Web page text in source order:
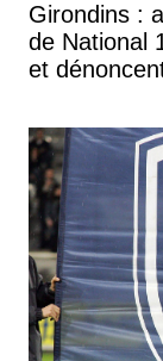
Girondins :
de National
et